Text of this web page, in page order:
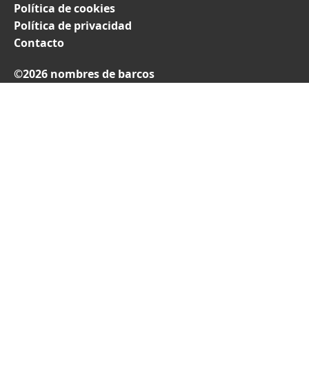
Política de cookies
Política de privacidad
Contacto
©2026 nombres de barcos